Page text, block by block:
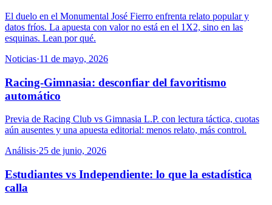
El duelo en el Monumental José Fierro enfrenta relato popular y
datos fríos. La apuesta con valor no está en el 1X2, sino en las
esquinas. Lean por qué.
Noticias·11 de mayo, 2026
Racing-Gimnasia: desconfiar del favoritismo
automático
Previa de Racing Club vs Gimnasia L.P. con lectura táctica, cuotas
aún ausentes y una apuesta editorial: menos relato, más control.
Análisis·25 de junio, 2026
Estudiantes vs Independiente: lo que la estadística
calla